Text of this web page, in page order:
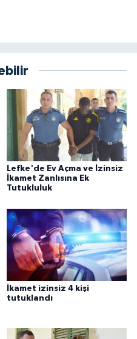
Lefke'de Ev Açma ve İzinsiz
İkamet Zanlısına Ek
Tutukluluk
İkamet izinsiz 4 kişi
tutuklandı